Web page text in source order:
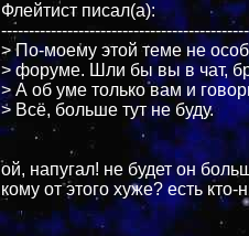
Флейтист писал(а):
> По-моему этой теме не
> форуме. Шли бы вы в чат,
> А об уме только вам и
> Всё, больше тут не буду.
ой, напугал! не будет он
кому от этого хуже? есть кто-